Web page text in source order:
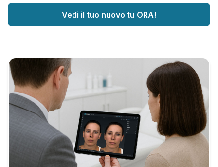
Vedi il tuo nuovo tu ORA!